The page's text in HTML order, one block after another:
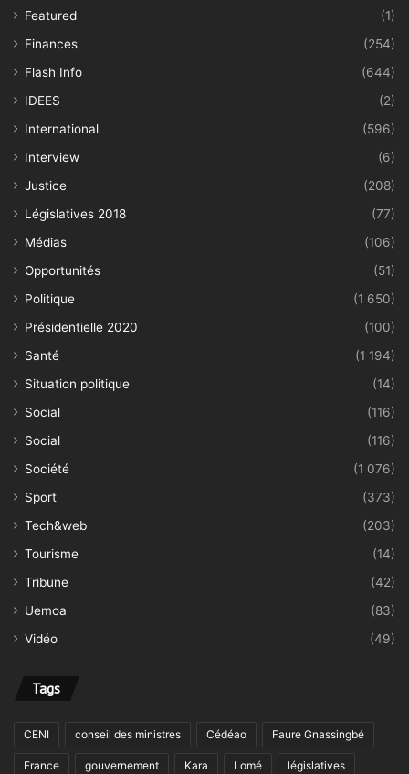
Featured
(1)
Finances
(254)
Flash Info
(644)
IDEES
(2)
International
(596)
Interview
(6)
Justice
(208)
Législatives 2018
(77)
Médias
(106)
Opportunités
(51)
Politique
(1 650)
Présidentielle 2020
(100)
Santé
(1 194)
Situation politique
(14)
Social
(116)
Social
(116)
Société
(1 076)
Sport
(373)
Tech&web
(203)
Tourisme
(14)
Tribune
(42)
Uemoa
(83)
Vidéo
(49)
Tags
CENI conseil des ministres Cédéao Faure Gnassingbé
France gouvernement Kara Lomé législatives